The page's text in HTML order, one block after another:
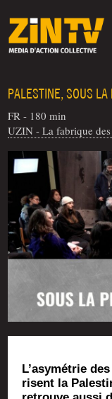
PALESTINE, SOUS
FR - 180 min
UZIN - La fabrique des
L’a­sy­mé­trie
risent la